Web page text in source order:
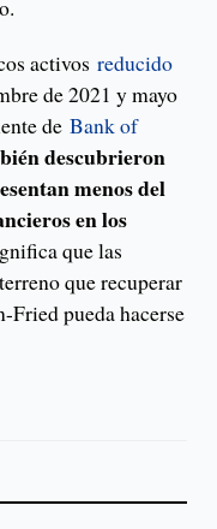
activos reducido
de 2021 y mayo
de Bank of
descubrieron
menos del
en los
que las
que recuperar
Fried pueda hacerse